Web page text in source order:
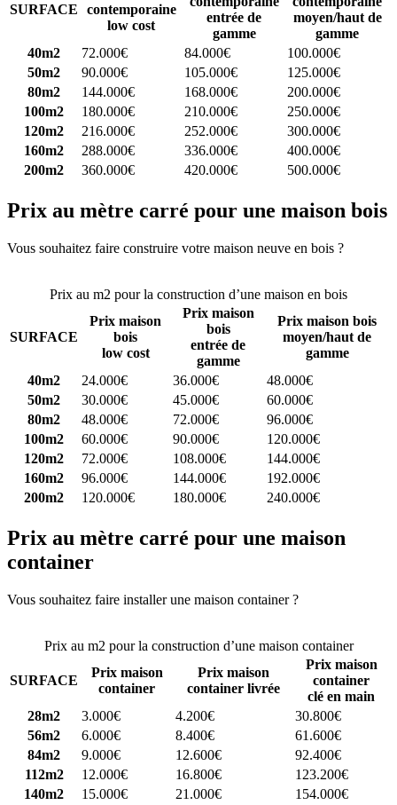
SURFACE
contemporaine
low cost
entrée de
gamme
moyen/haut de
gamme
40m2
72.000€ 84.000€
100.000€
50m2
90.000€ 105.000€
125.000€
80m2
144.000€ 168.000€
200.000€
100m2
180.000€ 210.000€
250.000€
120m2
216.000€ 252.000€
300.000€
160m2
288.000€ 336.000€
400.000€
200m2
360.000€ 420.000€ 500.000€
Prix au mètre carré pour une maison bois
Vous souhaitez faire construire votre maison neuve en bois ?
Prix au m2 pour la construction d’une maison en bois
SURFACE
Prix maison
bois
low cost
Prix maison
bois
entrée de
gamme
Prix maison bois
moyen/haut de
gamme
40m2
24.000€ 36.000€
48.000€
50m2
30.000€ 45.000€
60.000€
80m2
48.000€ 72.000€
96.000€
100m2
60.000€ 90.000€
120.000€
120m2
72.000€ 108.000€
144.000€
160m2
96.000€ 144.000€
192.000€
200m2
120.000€ 180.000€ 240.000€
Prix au mètre carré pour une maison
container
Vous souhaitez faire installer une maison container ?
Prix au m2 pour la construction d’une maison container
SURFACE
Prix maison
container
Prix maison
container livrée
Prix maison
container
clé en main
28m2
3.000€ 4.200€
30.800€
56m2
6.000€ 8.400€
61.600€
84m2
9.000€ 12.600€
92.400€
112m2
12.000€ 16.800€
123.200€
140m2
15.000€ 21.000€
154.000€